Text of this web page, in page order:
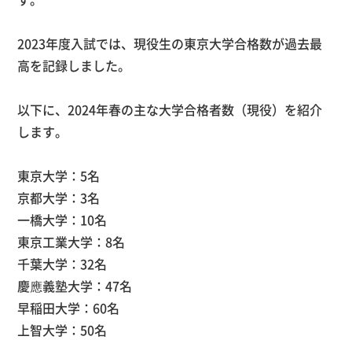
2023年度入試では、現役生の東京大学合格数が過去最
高を記録しました。
以下に、2024年春の主な大学合格者数（現役）を紹介
します。
東京大学：5名
京都大学：3名
一橋大学：10名
東京工業大学：8名
千葉大学：32名
慶應義塾大学：47名
早稲田大学：60名
上智大学：50名